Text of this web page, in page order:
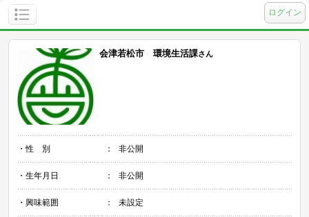
ログイン
会津若松市 環境生活課さん
・性 別 ： 非公開
・生年月日 ： 非公開
・興味範囲 ： 未設定